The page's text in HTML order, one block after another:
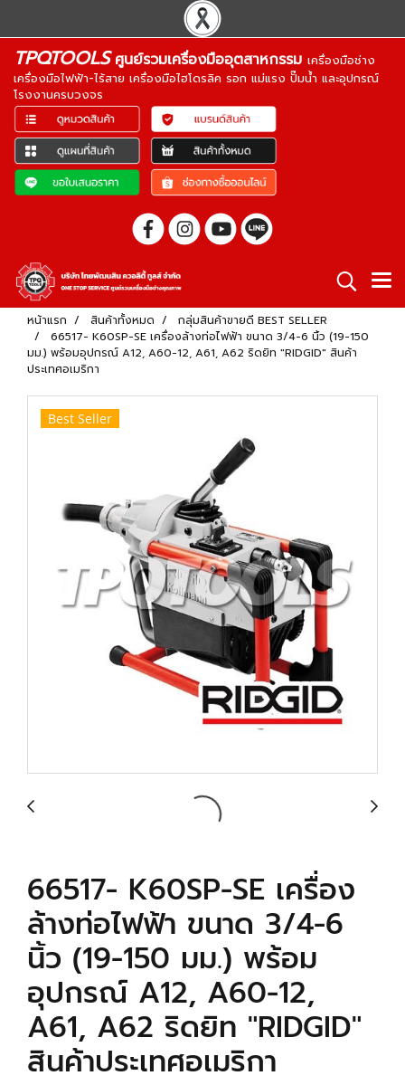
TPQTOOLSศูนย์รวมเครื่องมืออุตสาหกรรม เครื่องมือช่าง
เครื่องมือไฟฟ้า-ไร้สาย เครื่องมือไฮโดรลิค รอก แม่แรง ปั๊มน้ำ และอุปกรณ์
โรงงานครบวงจร
หน้าแรก สินค้าทั้งหมด
กลุ่มสินค้าขายดี BEST SELLER
66517- K60SP-SE เครื่องล้างท่อไฟฟ้า ขนาด 3/4-6 นิ้ว (19-150
มม.) พร้อมอุปกรณ์ A12, A60-12, A61, A62 ริดยิท "RIDGID" สินค้า
ประเทศอเมริกา
Best Seller
66517- K60SP-SE เครื่อง
ล้างท่อไฟฟ้า ขนาด 3/4-6
นิ้ว (19-150 มม.) พร้อม
อุปกรณ์ A12, A60-12,
A61, A62 ริดยิท "RIDGID"
สินค้าประเทศอเมริกา